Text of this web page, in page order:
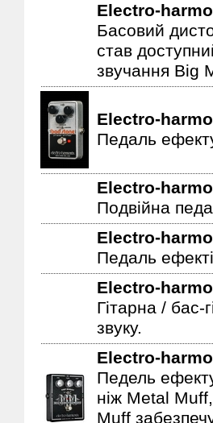
Electro-
Басовий
став
звучання Big
Electro-
Педаль
Electro-
Подвійна
Electro-
Педаль
Electro-
Гітарна / бас-
звуку.
Electro-
Педель
ніж Metal